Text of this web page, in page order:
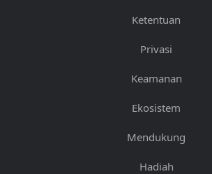
Ketentuan
Privasi
Keamanan
Ekosistem
Mendukung
Hadiah